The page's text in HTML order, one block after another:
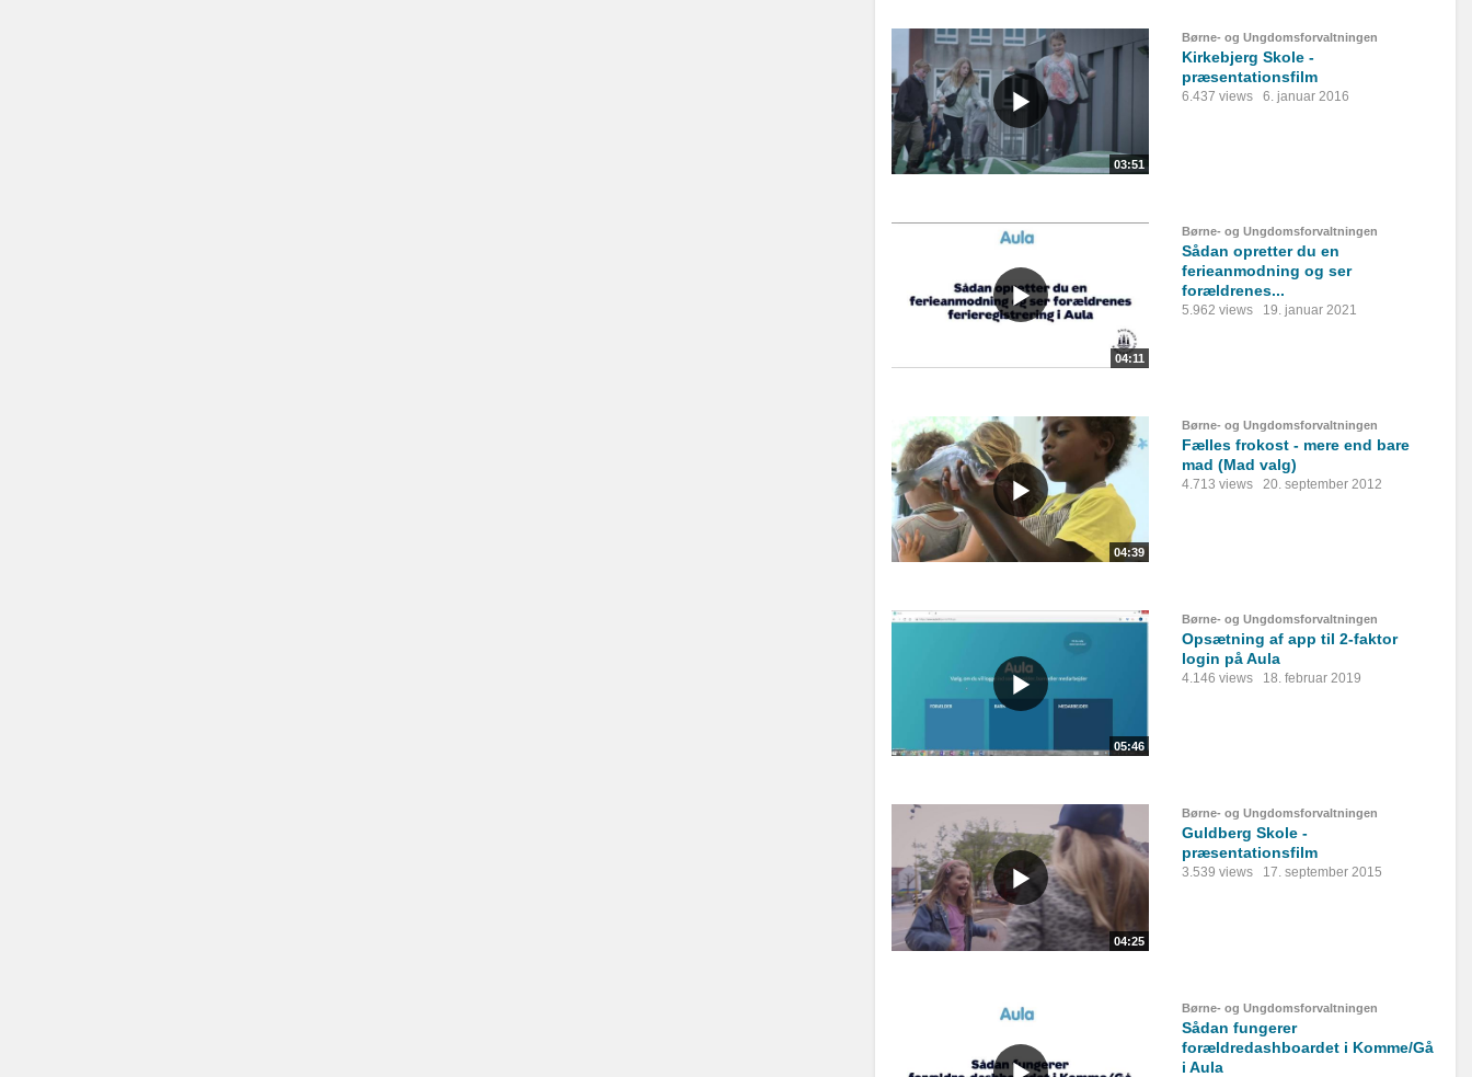
03:51
Børne- og Ungdomsforvaltningen
Kirkebjerg Skole -
præsentationsfilm
6.437 views 6. januar 2016
04:11
Børne- og Ungdomsforvaltningen
Sådan opretter du en
ferieanmodning og ser
forældrenes...
5.962 views 19. januar 2021
04:39
Børne- og Ungdomsforvaltningen
Fælles frokost - mere end bare
mad (Mad valg)
4.713 views 20. september 2012
05:46
Børne- og Ungdomsforvaltningen
Opsætning af app til 2-faktor
login på Aula
4.146 views 18. februar 2019
04:25
Børne- og Ungdomsforvaltningen
Guldberg Skole -
præsentationsfilm
3.539 views 17. september 2015
Børne- og Ungdomsforvaltningen
Sådan fungerer
forældredashboardet i Komme/Gå
i Aula